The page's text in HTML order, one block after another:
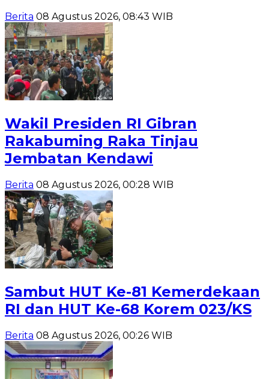
Berita 08 Agustus 2026, 08:43 WIB
Wakil Presiden RI Gibran
Rakabuming Raka Tinjau
Jembatan Kendawi
Berita 08 Agustus 2026, 00:28 WIB
Sambut HUT Ke-81 Kemerdekaan
RI dan HUT Ke-68 Korem 023/KS
Berita 08 Agustus 2026, 00:26 WIB